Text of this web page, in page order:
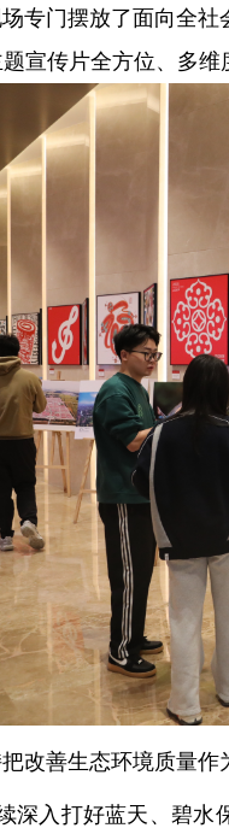
门摆放了面向全社
宣传片全方位、多
改善生态环境质量
深入打好蓝天、碧水